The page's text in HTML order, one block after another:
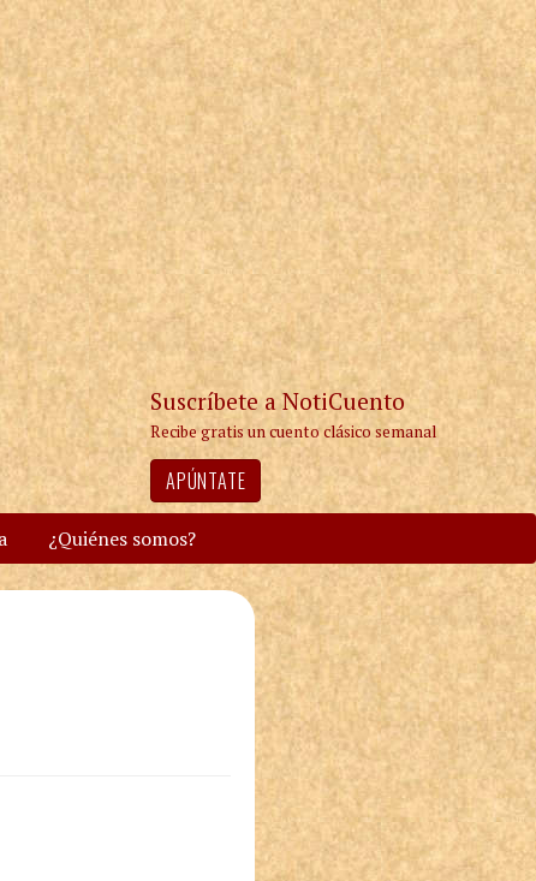
Suscríbete a NotiCuento
Recibe gratis un cuento clásico semanal
APÚNTATE
¿Quiénes somos?